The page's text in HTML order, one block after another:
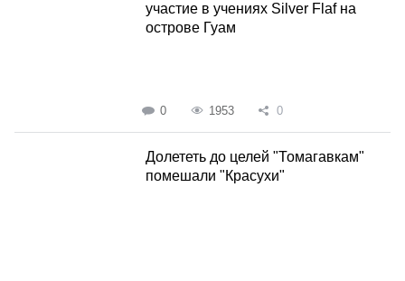
участие в учениях Silver Flaf на
острове Гуам
0 1953 0
Долететь до целей "Томагавкам"
помешали "Красухи"